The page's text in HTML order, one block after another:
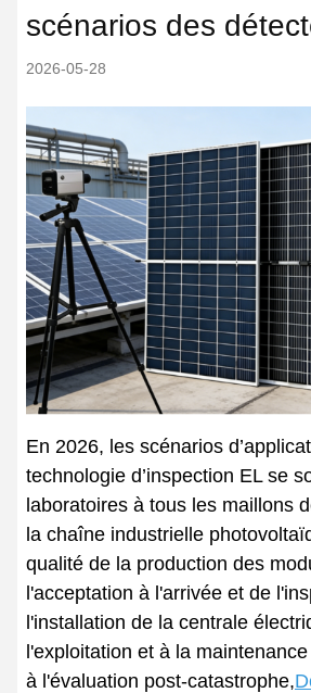
scénarios des
2026-05-28
En 2026, les scénarios
technologie d’inspection EL se
laboratoires à tous les maillons
la chaîne industrielle
qualité de la production des
l'acceptation à l'arrivée et de
l'installation de la centrale
l'exploitation et à la
à l'évaluation post-catastrophe,